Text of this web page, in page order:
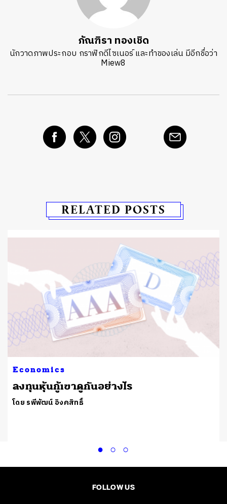
ภัณฑิรา ทองเชิด
นักวาดภาพประกอบ กราฟิกดีไซเนอร์ และทำของเล่น มีอีกชื่อว่า
Miew8
RELATED POSTS
Economics
ลงทุนหุ้นกู้เขาดูกันอย่างไร
โดย รพีพัฒน์ อิงคสิทธิ์
FOLLOW US